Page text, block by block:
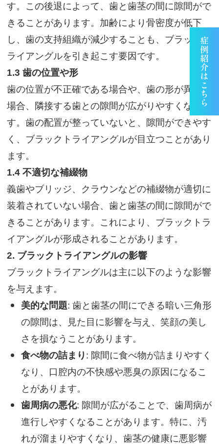
す。この後退によって、歯と歯茎の間に隙間がで
きることがあります。加齢により骨密度が低下
し、歯の支持組織が減少することも、ブラックト
ライアングルを引き起こす要因です。
1.3歯の位置や形
歯の位置が不正確である場合や、歯の形が異常な
場合、隣接する歯との隙間が広がりやすくなりま
す。歯の配置が整っていないと、隙間ができやす
く、ブラックトライアングルが目立つことがあり
ます。
1.4不適切な補綴物
義歯やブリッジ、クラウンなどの補綴物が適切に
装着されていない場合、歯と歯茎の間に隙間がで
きることがあります。これにより、ブラックトラ
イアングルが形成されることがあります。
2. ブラックトライアングルの影響
ブラックトライアングルは主に以下のような影響
を与えます。
美的な問題: 歯と歯茎の間にできる暗い三角形
の隙間は、見た目に影響を与え、笑顔の美し
さを損なうことがあります。
食べ物の詰まり : 隙間に食べ物が詰まりやすく
なり、口腔内の不快感や悪臭の原因になるこ
とがあります。
歯周病の悪化: 隙間が広がることで、歯周病が
進行しやすくなることがあります。特に、汚
れが溜まりやすくなり、歯茎の健康に悪影響